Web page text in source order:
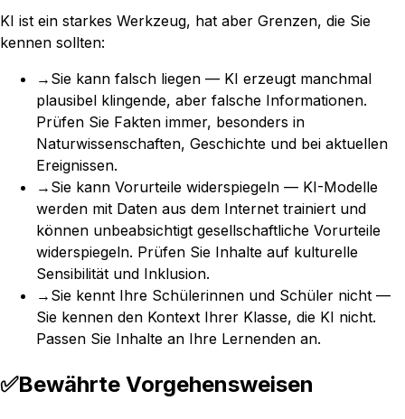
KI ist ein starkes Werkzeug, hat aber Grenzen, die Sie
kennen sollten:
→ Sie kann falsch liegen — KI erzeugt manchmal
plausibel klingende, aber falsche Informationen.
Prüfen Sie Fakten immer, besonders in
Naturwissenschaften, Geschichte und bei aktuellen
Ereignissen.
→ Sie kann Vorurteile widerspiegeln — KI-Modelle
werden mit Daten aus dem Internet trainiert und
können unbeabsichtigt gesellschaftliche Vorurteile
widerspiegeln. Prüfen Sie Inhalte auf kulturelle
Sensibilität und Inklusion.
→ Sie kennt Ihre Schülerinnen und Schüler nicht —
Sie kennen den Kontext Ihrer Klasse, die KI nicht.
Passen Sie Inhalte an Ihre Lernenden an.
✅Bewährte Vorgehensweisen